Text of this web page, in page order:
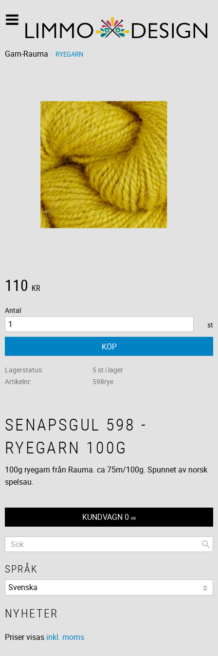
Garn-Rauma RYEGARN
110 KR
Antal
st
KÖP
Lagerstatus
5 st i lager
Artikelnr
598rye
SENAPSGUL 598 -
RYEGARN 100G
100g ryegarn från Rauma. ca 75m/100g. Spunnet av norsk
spelsau.
KUNDVAGN 0 KR
SPRÅK
NYHETER
Priser visas inkl. moms